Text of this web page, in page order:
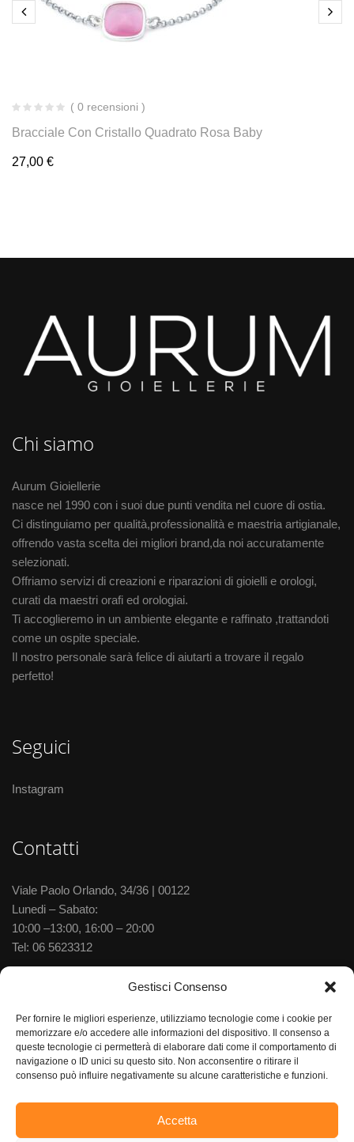
Gestisci Consenso
Per fornire le migliori esperienze, utilizziamo tecnologie come i cookie per
memorizzare e/o accedere alle informazioni del dispositivo. Il consenso a
queste tecnologie ci permetterà di elaborare dati come il comportamento di
navigazione o ID unici su questo sito. Non acconsentire o ritirare il
consenso può influire negativamente su alcune caratteristiche e funzioni.
Accetta
( 0 recensioni )
Bracciale Con Cristallo Quadrato Rosa Baby
27,00 €
Chi siamo
Aurum Gioiellerie
nasce nel 1990 con i suoi due punti vendita nel cuore di ostia.
Ci distinguiamo per qualità,professionalità e maestria artigianale,
offrendo vasta scelta dei migliori brand,da noi accuratamente
selezionati.
Offriamo servizi di creazioni e riparazioni di gioielli e orologi,
curati da maestri orafi ed orologiai.
Ti accoglieremo in un ambiente elegante e raffinato ,trattandoti
come un ospite speciale.
Il nostro personale sarà felice di aiutarti a trovare il regalo
perfetto!
Seguici
Instagram
Contatti
Viale Paolo Orlando, 34/36 | 00122
Lunedi – Sabato:
10:00 –13:00, 16:00 – 20:00
Tel: 06 5623312
Via delle Baleniere, 52 | 00122
10:00 –13:30, 15:30–20:00
Tel:06 5673702
Gioielleria Aurum S.R.L, Via delle Gondole 52 – 00121 Ostia